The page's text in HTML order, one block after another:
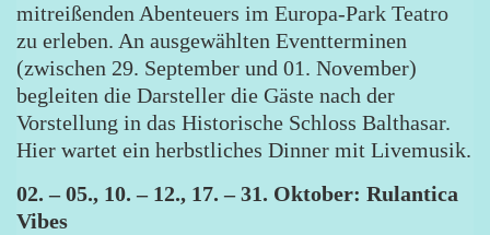
mitreißenden Abenteuers im Europa-Park Teatro
zu erleben. An ausgewählten Eventterminen
(zwischen 29. September und 01. November)
begleiten die Darsteller die Gäste nach der
Vorstellung in das Historische Schloss Balthasar.
Hier wartet ein herbstliches Dinner mit Livemusik.
02. – 05., 10. – 12., 17. – 31. Oktober: Rulantica
Vibes